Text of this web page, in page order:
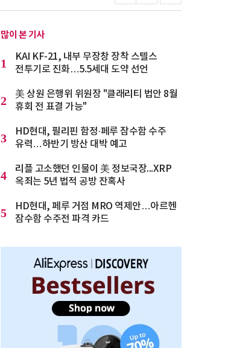
많이 본 기사
1
KAI KF-21, 내부 무장창 장착 스텔스
전투기로 진화…5.5세대 도약 선언
2
美 상원 은행위 위원장 "클래리티 법안 8월
휴회 전 표결 가능"
3
HD현대, 필리핀 함정·페루 잠수함 수주
유력…하반기 방산 대박 예고
4
리플 고소했던 인물이 美 정보국장...XRP
옥죄는 5년 법적 공방 잔혹사
5
HD현대, 페루 거점 MRO 역제안…아르헨
잠수함 수주전 파격 카드